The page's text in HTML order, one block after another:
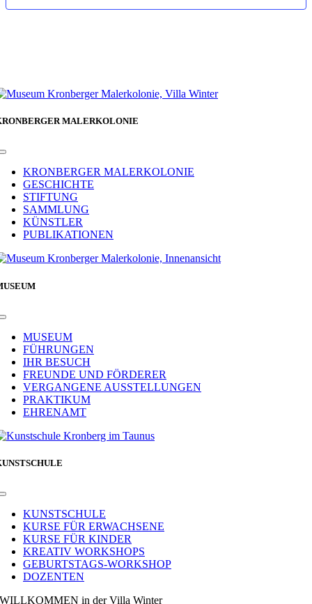
MALERKOLONIE
Toggle
NavigationKRONBERGER MALERKOLONIE
GESCHICHTE
STIFTUNG
SAMMLUNG
KÜNSTLER
PUBLIKATIONEN
Toggle
NavigationMUSEUM
FÜHRUNGEN
IHR BESUCH
FREUNDE UND FÖRDERER
VERGANGENE AUSSTELLUNGEN
PRAKTIKUM
EHRENAMT
Toggle
NavigationKUNSTSCHULE
KURSE FÜR ERWACHSENE
KURSE FÜR KINDER
KREATIV WORKSHOPS
GEBURTSTAGS-WORKSHOP
DOZENTEN
WILLKOMMEN in der Villa Winter